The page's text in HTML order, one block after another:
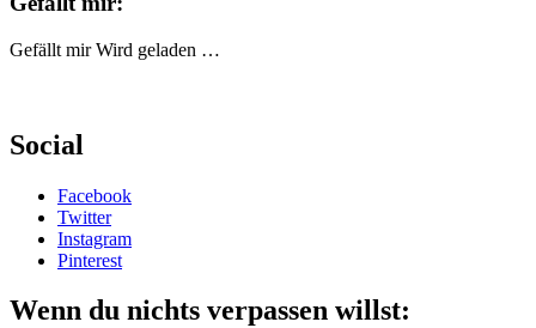
Gefällt mir Wird geladen …
Social
Facebook
Twitter
Instagram
Pinterest
Wenn du nichts verpassen willst: